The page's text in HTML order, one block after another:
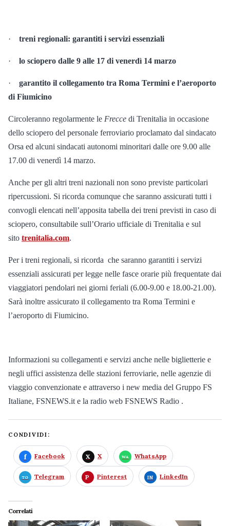
· treni regionali: garantiti i servizi essenziali
· lo sciopero dalle 9 alle 17 di venerdì 14 marzo
· garantito il collegamento tra Roma Termini e l’aeroporto
di Fiumicino
Circoleranno regolarmente le Frecce di Trenitalia in occasione
dello sciopero del personale ferroviario proclamato dal sindacato
Orsa ed alcuni sindacati autonomi minoritari dalle ore 9.00 alle
17.00 di venerdì 14 marzo.
Anche per gli altri treni nazionali non sono previste particolari
ripercussioni. Si ricorda comunque che saranno assicurati tutti i
convogli elencati nell’apposita tabella dei treni previsti in caso di
sciopero, consultabile sull’Orario ufficiale di Trenitalia e sul
sito trenitalia.com.
Per i treni regionali, si ricorda che saranno garantiti i servizi
essenziali assicurati per legge nelle fasce orarie più frequentate dai
viaggiatori pendolari nei giorni feriali (6.00-9.00 e 18.00-21.00).
Sarà inoltre assicurato il collegamento tra Roma Termini e
l’aeroporto di Fiumicino.
Informazioni su collegamenti e servizi anche nelle biglietterie e
negli uffici assistenza delle stazioni ferroviarie, nelle agenzie di
viaggio convenzionate e attraverso i new media del Gruppo FS
Italiane, FSNEWS.it e la radio web FSNEWS Radio .
CONDIVIDI:
Facebook X WhatsApp
Telegram Pinterest LinkedIn
Correlati